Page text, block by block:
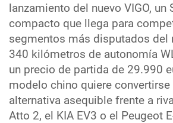
lanzamiento del nuevo VIGO, un
compacto que llega para
segmentos más disputados del
340 kilómetros de autonomía
un precio de partida de 29.990
modelo chino quiere convertirse
alternativa asequible frente a
Atto 2, el KIA EV3 o el Peugeot